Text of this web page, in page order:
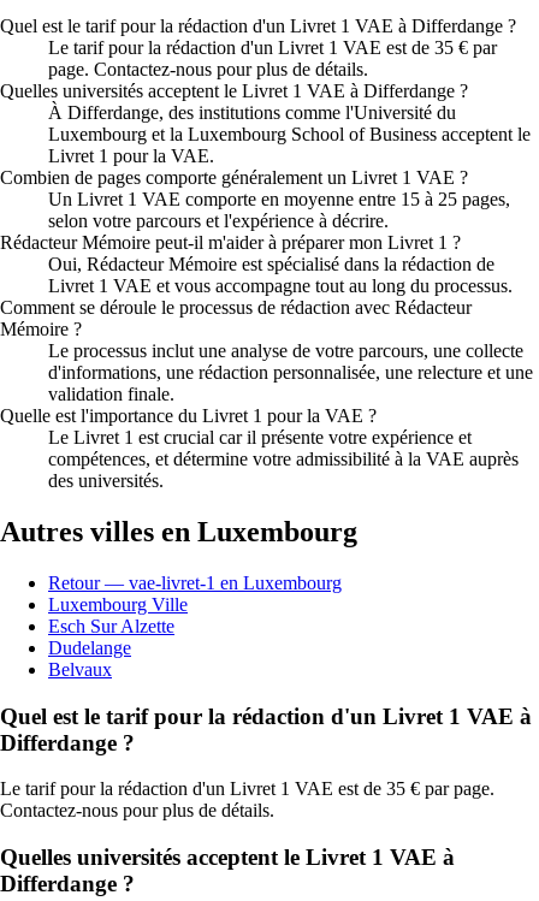
Quel est le tarif pour la rédaction d'un Livret 1 VAE à Differdange ?
Le tarif pour la rédaction d'un Livret 1 VAE est de 35 € par
page. Contactez-nous pour plus de détails.
Quelles universités acceptent le Livret 1 VAE à Differdange ?
À Differdange, des institutions comme l'Université du
Luxembourg et la Luxembourg School of Business acceptent le
Livret 1 pour la VAE.
Combien de pages comporte généralement un Livret 1 VAE ?
Un Livret 1 VAE comporte en moyenne entre 15 à 25 pages,
selon votre parcours et l'expérience à décrire.
Rédacteur Mémoire peut-il m'aider à préparer mon Livret 1 ?
Oui, Rédacteur Mémoire est spécialisé dans la rédaction de
Livret 1 VAE et vous accompagne tout au long du processus.
Comment se déroule le processus de rédaction avec Rédacteur
Mémoire ?
Le processus inclut une analyse de votre parcours, une collecte
d'informations, une rédaction personnalisée, une relecture et une
validation finale.
Quelle est l'importance du Livret 1 pour la VAE ?
Le Livret 1 est crucial car il présente votre expérience et
compétences, et détermine votre admissibilité à la VAE auprès
des universités.
Autres villes en Luxembourg
Retour — vae-livret-1 en Luxembourg
Luxembourg Ville
Esch Sur Alzette
Dudelange
Belvaux
Quel est le tarif pour la rédaction d'un Livret 1 VAE à
Differdange ?
Le tarif pour la rédaction d'un Livret 1 VAE est de 35 € par page.
Contactez-nous pour plus de détails.
Quelles universités acceptent le Livret 1 VAE à
Differdange ?